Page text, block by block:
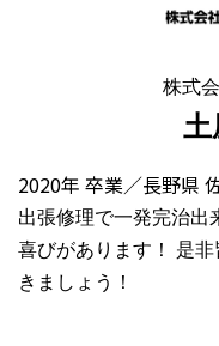
株式
土
2020年 卒業／長野県
出張修理で一発完治出
喜びがあります！ 是
きましょう！